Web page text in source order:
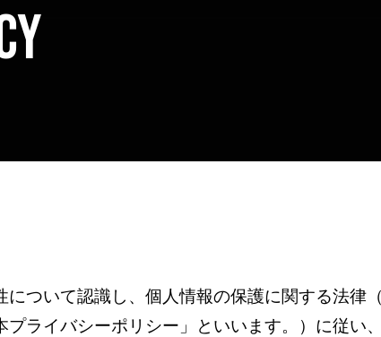
ついて認識し、個人情報の保護に関する法律
ライバシーポリシー」といいます。）に従い